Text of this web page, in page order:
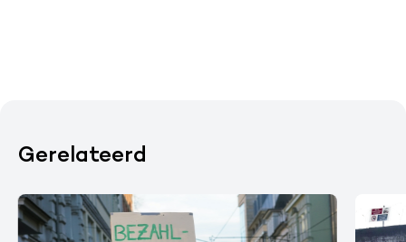
Gerelateerd